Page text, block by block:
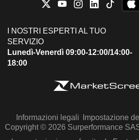
I NOSTRI ESPERTI AL TUO
SERVIZIO
Lunedì-Venerdì 09:00-12:00/14:00-
18:00
Informazioni legali Impostazione
Copyright © 2026 Surperformance